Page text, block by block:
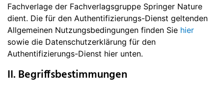
Fachverlage der Fachverlagsgruppe Springer Nature
dient. Die für den Authentifizierungs-Dienst geltenden
Allgemeinen Nutzungsbedingungen finden Sie hier
sowie die Datenschutzerklärung für den
Authentifizierungs-Dienst hier unten.
II. Begriffsbestimmungen